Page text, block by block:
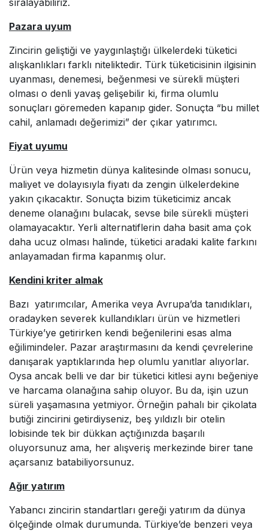
sıralayabiliriz.
Pazara uyum
Zincirin geliştiği ve yaygınlaştığı ülkelerdeki tüketici
alışkanlıkları farklı niteliktedir. Türk tüketicisinin ilgisinin
uyanması, denemesi, beğenmesi ve sürekli müşteri
olması o denli yavaş gelişebilir ki, firma olumlu
sonuçları göremeden kapanıp gider. Sonuçta “bu millet
cahil, anlamadı değerimizi” der çıkar yatırımcı.
Fiyat uyumu
Ürün veya hizmetin dünya kalitesinde olması sonucu,
maliyet ve dolayısıyla fiyatı da zengin ülkelerdekine
yakın çıkacaktır. Sonuçta bizim tüketicimiz ancak
deneme olanağını bulacak, sevse bile sürekli müşteri
olamayacaktır. Yerli alternatiflerin daha basit ama çok
daha ucuz olması halinde, tüketici aradaki kalite farkını
anlayamadan firma kapanmış olur.
Kendini kriter almak
Bazı yatırımcılar, Amerika veya Avrupa’da tanıdıkları,
oradayken severek kullandıkları ürün ve hizmetleri
Türkiye’ye getirirken kendi beğenilerini esas alma
eğilimindeler. Pazar araştırmasını da kendi çevrelerine
danışarak yaptıklarında hep olumlu yanıtlar alıyorlar.
Oysa ancak belli ve dar bir tüketici kitlesi aynı beğeniye
ve harcama olanağına sahip oluyor. Bu da, işin uzun
süreli yaşamasına yetmiyor. Örneğin pahalı bir çikolata
butiği zincirini getirdiyseniz, beş yıldızlı bir otelin
lobisinde tek bir dükkan açtığınızda başarılı
oluyorsunuz ama, her alışveriş merkezinde birer tane
açarsanız batabiliyorsunuz.
Ağır yatırım
Yabancı zincirin standartları gereği yatırım da dünya
ölçeğinde olmak durumunda. Türkiye’de benzeri veya